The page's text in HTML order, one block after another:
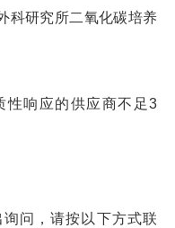
科研究所二氧化碳培养
性响应的供应商不足3
问，请按以下方式联